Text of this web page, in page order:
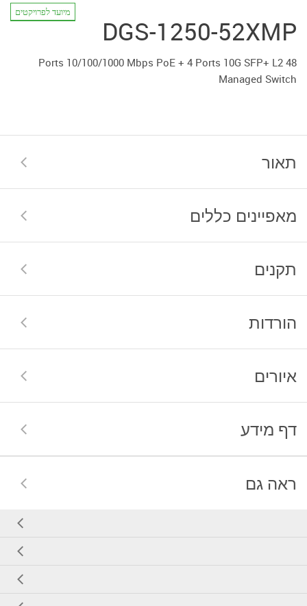
DGS-1250-52XMP
מיועד לפרויקטים
48 Ports 10/100/1000 Mbps PoE + 4 Ports 10G SFP+ L2
Managed Switch
תאור
מאפיינים כללים
תקנים
הורדות
איורים
דף מידע
ראה גם